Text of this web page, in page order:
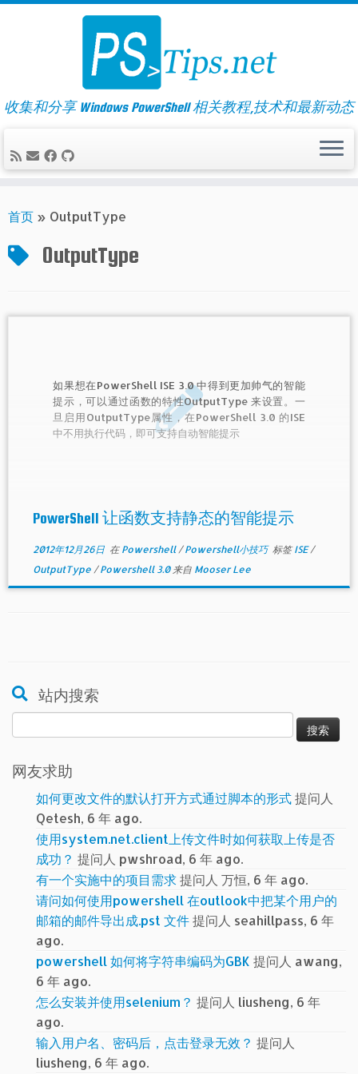
Skip
收集和分享 Windows PowerShell 相关教程,技术和最新动态
首页 » OutputType
OutputType
如果想在PowerShell ISE 3.0 中得到更加帅气的智能
提示，可以通过函数的特性OutputType 来设置。一
旦启用OutputType属性，在PowerShell 3.0 的ISE
中不用执行代码，即可支持自动智能提示
PowerShell 让函数支持静态的智能提示
2012年12月26日在 Powershell/Powershell小技巧 标签ISE/
OutputType /Powershell 3.0 来自 Mooser Lee
站内搜索
索：
网友求助
如何更改文件的默认打开方式通过脚本的形式提问人
Qetesh, 6 年 ago.
使用system.net.client上传文件时如何获取上传是否
成功？ 提问人 pwshroad, 6 年 ago.
有一个实施中的项目需求提问人 万恒, 6 年 ago.
请问如何使用powershell 在outlook中把某个用户的
邮箱的邮件导出成.pst 文件提问人 seahillpass, 6 年
ago.
powershell 如何将字符串编码为GBK 提问人 awang,
6 年 ago.
怎么安装并使用selenium？ 提问人 liusheng, 6 年
ago.
输入用户名、密码后，点击登录无效？ 提问人
liusheng, 6 年 ago.